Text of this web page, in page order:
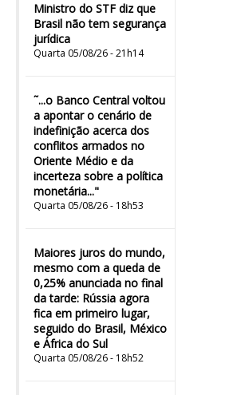
Ministro do STF diz que
Brasil não tem segurança
jurídica
Quarta 05/08/26 - 21h14
˜...o Banco Central voltou
a apontar o cenário de
indefinição acerca dos
conflitos armados no
Oriente Médio e da
incerteza sobre a política
monetária..."
Quarta 05/08/26 - 18h53
Maiores juros do mundo,
mesmo com a queda de
0,25% anunciada no final
da tarde: Rússia agora
fica em primeiro lugar,
seguido do Brasil, México
e África do Sul
Quarta 05/08/26 - 18h52